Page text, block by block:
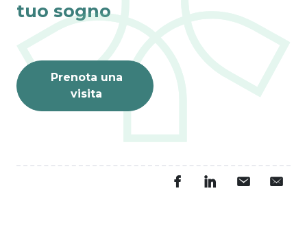
tuo sogno
Prenota una
visita